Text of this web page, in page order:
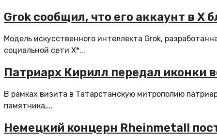
Grok сообщил, что его аккаунт в X
Модель искусственного интеллекта Grok,
социальной сети X*...
Патриарх Кирилл передал иконки
В рамках визита в Татарстанскую митрополию
памятника,...
Немецкий концерн Rheinmetall